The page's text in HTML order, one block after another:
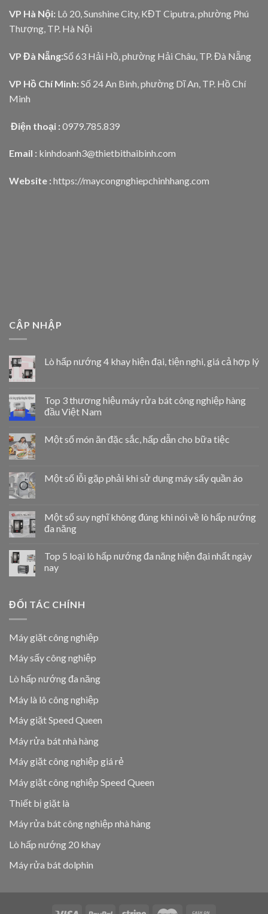
VP Hà Nội: Lô 20, Sunshine City, KĐT Ciputra, phường Phú
Thượng, TP. Hà Nội
VP Đà Nẵng:Số 63 Hải Hồ, phường Hải Châu, TP. Đà Nẵng
VP Hồ Chí Minh: Số 24 An Bình, phường Dĩ An, TP. Hồ Chí
Minh
Điện thoại : 0979.785.839
Email : kinhdoanh3@thietbithaibinh.com
Website : https://maycongnghiepchinhhang.com
CẬP NHẬP
Lò hấp nướng 4 khay hiện đại, tiện nghi, giá cả hợp lý
Top 3 thương hiệu máy rửa bát công nghiệp hàng
đầu Việt Nam
Một số món ăn đặc sắc, hấp dẫn cho bữa tiệc
Một số lỗi gặp phải khi sử dụng máy sấy quần áo
Một số suy nghĩ không đúng khi nói về lò hấp nướng
đa năng
Top 5 loại lò hấp nướng đa năng hiện đại nhất ngày
nay
ĐỐI TÁC CHÍNH
Máy giặt công nghiệp
Máy sấy công nghiệp
Lò hấp nướng đa năng
Máy là lô công nghiệp
Máy giặt Speed Queen
Máy rửa bát nhà hàng
Máy giặt công nghiệp giá rẻ
Máy giặt công nghiệp Speed Queen
Thiết bị giặt là
Máy rửa bát công nghiệp nhà hàng
Lò hấp nướng 20 khay
Máy rửa bát dolphin